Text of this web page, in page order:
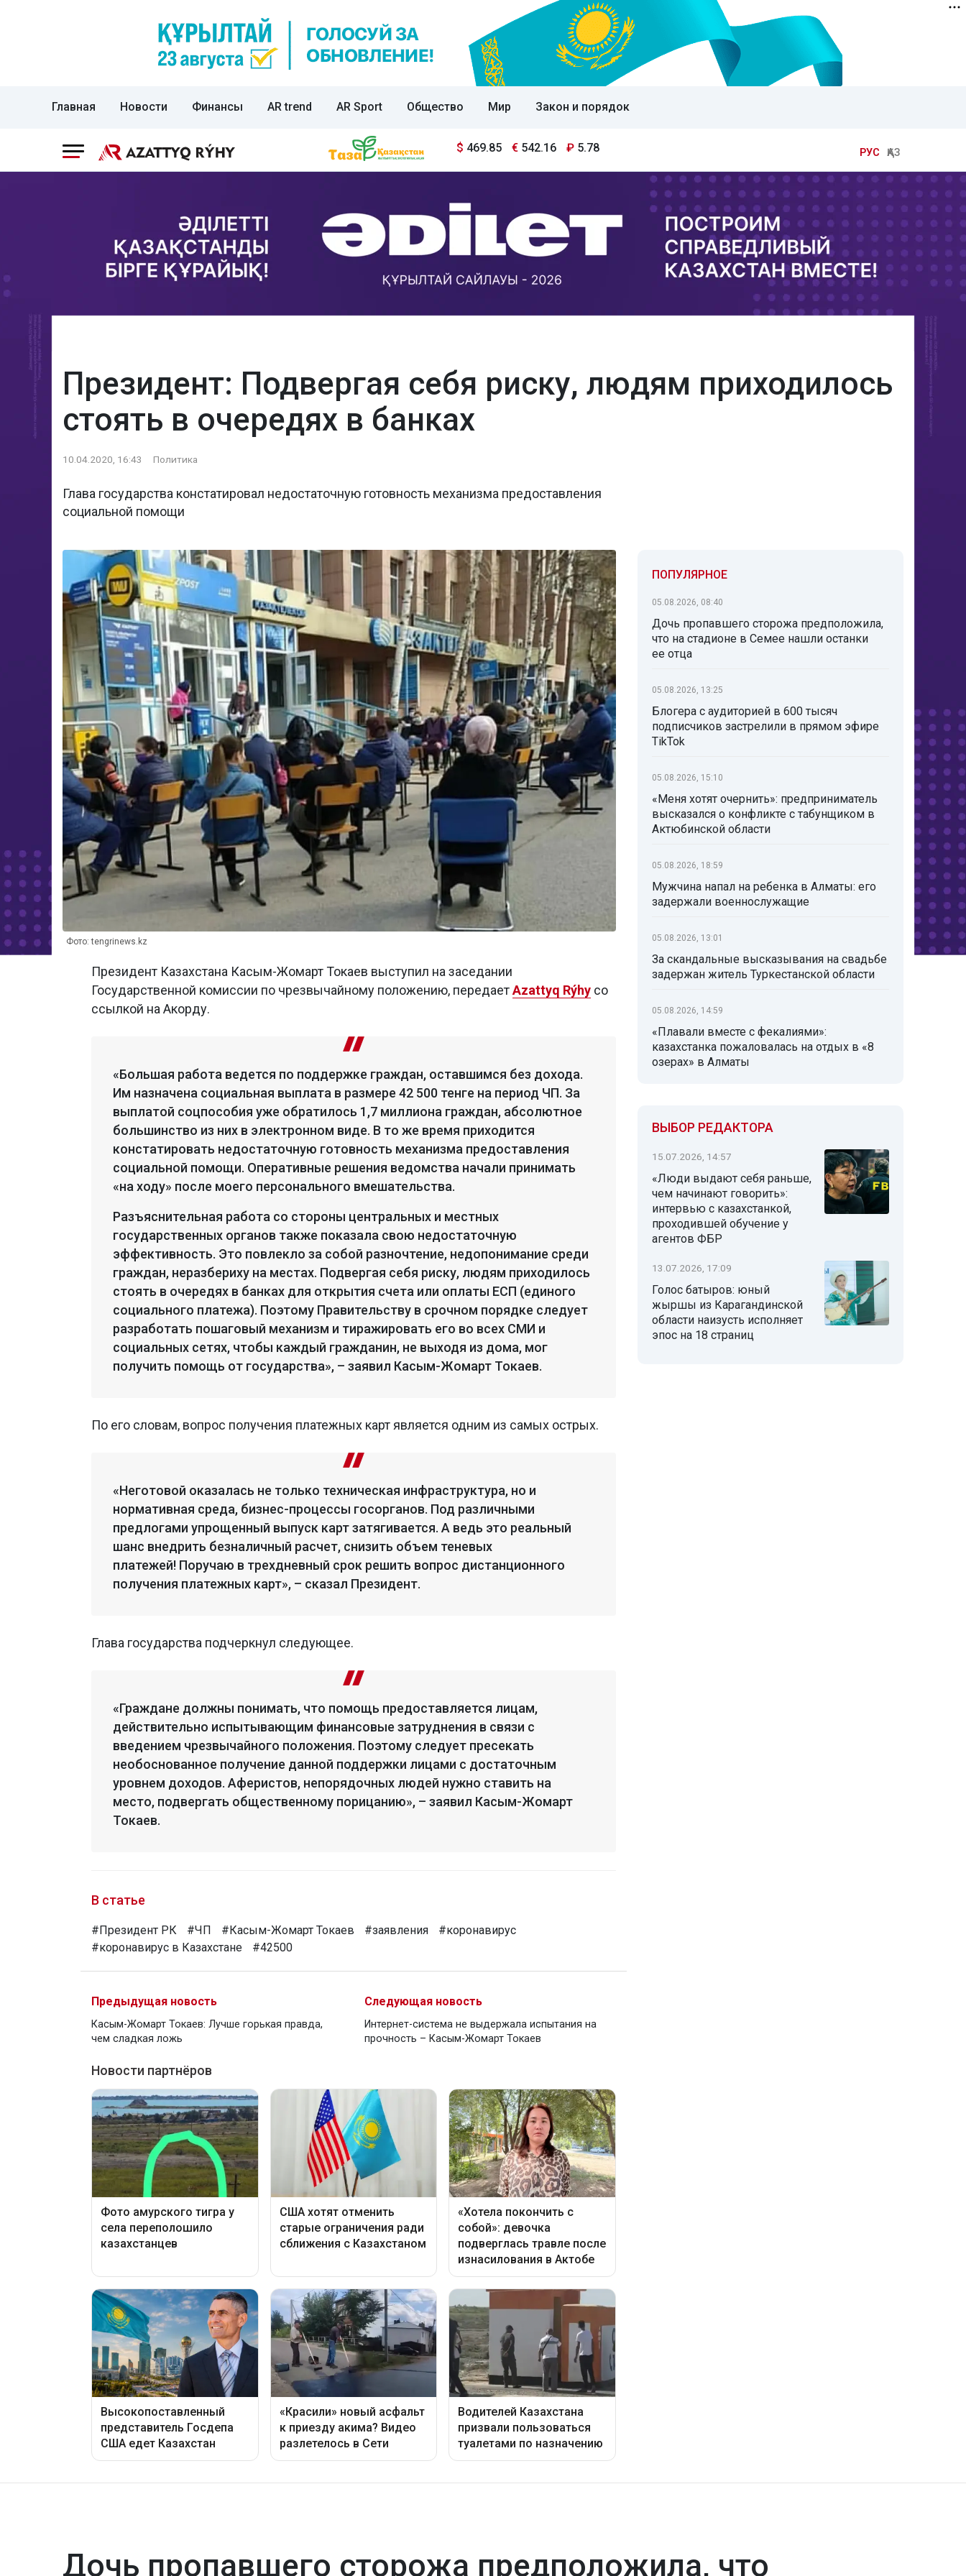
Главная Новости Финансы AR trend AR Sport Общество Мир Закон и порядок
$ 469.85 € 542.16 ₽ 5.78 РУС ҚАЗ
Президент: Подвергая себя риску, людям приходилось
стоять в очередях в банках
10.04.2020, 16:43 Политика
Глава государства констатировал недостаточную готовность механизма предоставления
социальной помощи
Фото: tengrinews.kz
Президент Казахстана Касым-Жомарт Токаев выступил на заседании
Государственной комиссии по чрезвычайному положению, передаетAzattyq Rýhy со
ссылкой на Акорду.
«Большая работа ведется по поддержке граждан, оставшимся без дохода.
Им назначена социальная выплата в размере 42 500 тенге на период ЧП. За
выплатой соцпособия уже обратилось 1,7 миллиона граждан, абсолютное
большинство из них в электронном виде. В то же время приходится
констатировать недостаточную готовность механизма предоставления
социальной помощи. Оперативные решения ведомства начали принимать
«на ходу» после моего персонального вмешательства.
Разъяснительная работа со стороны центральных и местных
государственных органов также показала свою недостаточную
эффективность. Это повлекло за собой разночтение, недопонимание среди
граждан, неразбериху на местах. Подвергая себя риску, людям приходилось
стоять в очередях в банках для открытия счета или оплаты ЕСП (единого
социального платежа). Поэтому Правительству в срочном порядке следует
разработать пошаговый механизм и тиражировать его во всех СМИ и
социальных сетях, чтобы каждый гражданин, не выходя из дома, мог
получить помощь от государства», – заявил Касым-Жомарт Токаев.
По его словам, вопрос получения платежных карт является одним из самых острых.
«Неготовой оказалась не только техническая инфраструктура, но и
нормативная среда, бизнес-процессы госорганов. Под различными
предлогами упрощенный выпуск карт затягивается. А ведь это реальный
шанс внедрить безналичный расчет, снизить объем теневых
платежей! Поручаю в трехдневный срок решить вопрос дистанционного
получения платежных карт», – сказал Президент.
Глава государства подчеркнул следующее.
«Граждане должны понимать, что помощь предоставляется лицам,
действительно испытывающим финансовые затруднения в связи с
введением чрезвычайного положения. Поэтому следует пресекать
необоснованное получение данной поддержки лицами с достаточным
уровнем доходов. Аферистов, непорядочных людей нужно ставить на
место, подвергать общественному порицанию», – заявил Касым-Жомарт
Токаев.
В статье
#Президент РК #ЧП #Касым-Жомарт Токаев #заявления
#коронавирус
#коронавирус в Казахстане
#42500
Предыдущая новость
Касым-Жомарт Токаев: Лучше горькая правда,
чем сладкая ложь
Следующая новость
Интернет-система не выдержала испытания на
прочность – Касым-Жомарт Токаев
ПОПУЛЯРНОЕ
05.08.2026, 08:40
Дочь пропавшего сторожа предположила,
что на стадионе в Семее нашли останки
ее отца
05.08.2026, 13:25
Блогера с аудиторией в 600 тысяч
подписчиков застрелили в прямом эфире
TikTok
05.08.2026, 15:10
«Меня хотят очернить»: предприниматель
высказался о конфликте с табунщиком в
Актюбинской области
05.08.2026, 18:59
Мужчина напал на ребенка в Алматы: его
задержали военнослужащие
05.08.2026, 13:01
За скандальные высказывания на свадьбе
задержан житель Туркестанской области
05.08.2026, 14:59
«Плавали вместе с фекалиями»:
казахстанка пожаловалась на отдых в «8
озерах» в Алматы
ВЫБОР РЕДАКТОРА
15.07.2026, 14:57
«Люди выдают себя раньше,
чем начинают говорить»:
интервью с казахстанкой,
проходившей обучение у
агентов ФБР
13.07.2026, 17:09
Голос батыров: юный
жыршы из Карагандинской
области наизусть исполняет
эпос на 18 страниц
Дочь пропавшего сторожа предположила, что